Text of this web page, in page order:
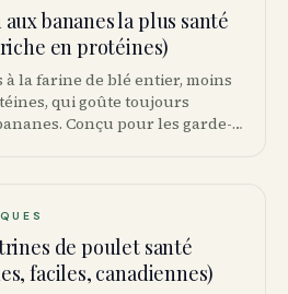
bananes la plus santé
en protéines)
la farine de blé entier, moins
qui goûte toujours
Conçu pour les garde-
de poulet santé
faciles, canadiennes)